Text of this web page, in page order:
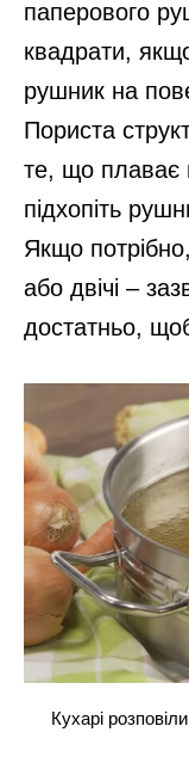
паперового
квадрати,
рушник на
Пориста
те, що плаває
підхопіть
Якщо
або двічі –
достатньо,
Кухарі